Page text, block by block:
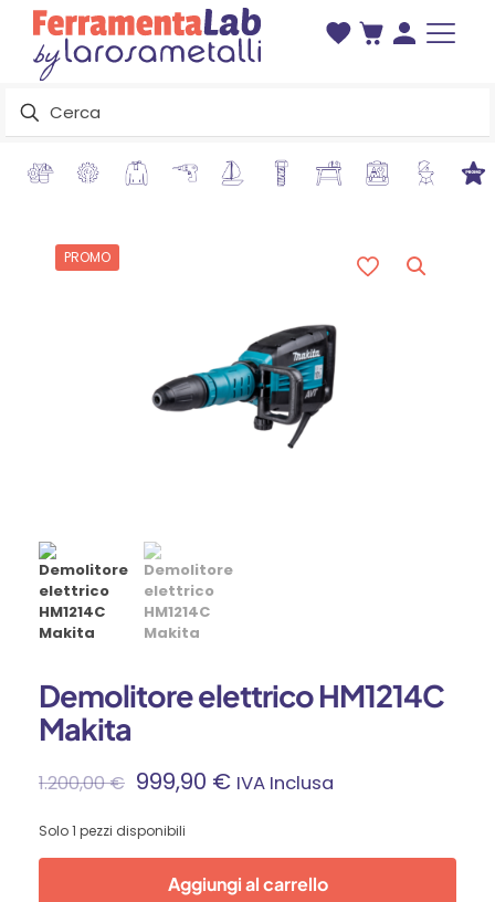
PROMO
Demolitore elettrico HM1214C
Makita
1.200,00€ Il
Prezzo
Originale
999,90 €Il
Attuale
IVA Inclusa
Solo 1 pezzi disponibili
Aggiungi al carrello